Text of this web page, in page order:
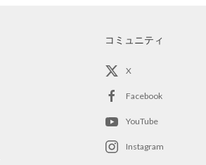
コミュニティ
X
Facebook
YouTube
Instagram